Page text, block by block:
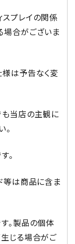
プレイの関係
場合がございま
は予告なく変
当店の主観に
。
。
等は商品に含ま
。製品の個体
じる場合がご